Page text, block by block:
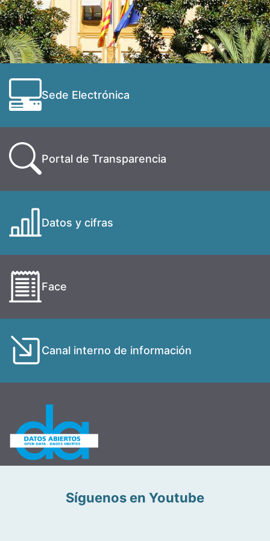
Sede Electrónica
Portal de Transparencia
Datos y cifras
Face
Canal interno de información
Síguenos en Youtube